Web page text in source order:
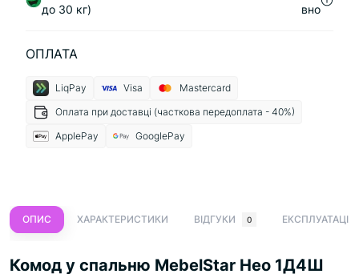
до 30 кг)
вно
ОПЛАТА
LiqPay Visa
Mastercard
Оплата при доставці (часткова передоплата - 40%)
ApplePay
GooglePay
ОПИС ХАРАКТЕРИСТИКИ ВІДГУКИ 0 ЕКСПЛУАТАЦІЯ
Комод у спальню MebelStar Нео 1Д4Ш